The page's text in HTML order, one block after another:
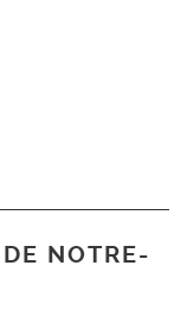
NOTRE-